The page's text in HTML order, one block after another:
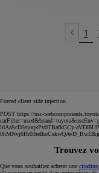
1
Forced client side injection
POST https://usc-
ldAaScD3sjoqxPv0TBafkGCy-
Trouvez
Que vous souhaitiez acheter une citadine